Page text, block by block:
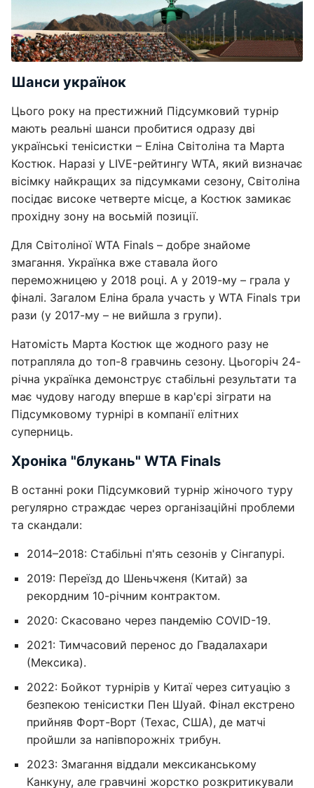
Шанси українок
Цього року на престижний Підсумковий турнір
мають реальні шанси пробитися одразу дві
українські тенісистки – Еліна Світоліна та Марта
Костюк. Наразі у LIVE-рейтингу WTA, який визначає
вісімку найкращих за підсумками сезону, Світоліна
посідає високе четверте місце, а Костюк замикає
прохідну зону на восьмій позиції.
Для Світоліної WTA Finals – добре знайоме
змагання. Українка вже ставала його
переможницею у 2018 році. А у 2019-му – грала у
фіналі. Загалом Еліна брала участь у WTA Finals три
рази (у 2017-му – не вийшла з групи).
Натомість Марта Костюк ще жодного разу не
потрапляла до топ-8 гравчинь сезону. Цьогоріч 24-
річна українка демонструє стабільні результати та
має чудову нагоду вперше в кар'єрі зіграти на
Підсумковому турнірі в компанії елітних
суперниць.
Хроніка "блукань" WTA Finals
В останні роки Підсумковий турнір жіночого туру
регулярно страждає через організаційні проблеми
та скандали:
2014–2018: Стабільні п'ять сезонів у Сінгапурі.
2019: Переїзд до Шеньчженя (Китай) за
рекордним 10-річним контрактом.
2020: Скасовано через пандемію COVID-19.
2021: Тимчасовий перенос до Гвадалахари
(Мексика).
2022: Бойкот турнірів у Китаї через ситуацію з
безпекою тенісистки Пен Шуай. Фінал екстрено
прийняв Форт-Ворт (Техас, США), де матчі
пройшли за напівпорожніх трибун.
2023: Змагання віддали мексиканському
Канкуну, але гравчині жорстко розкритикували